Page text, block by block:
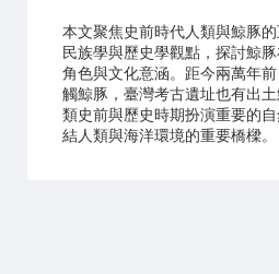
本文聚焦史前時代人類與鯨豚的
民族學與歷史學觀點，探討鯨
角色與文化意涵。距今兩萬年
觸鯨豚，臺灣考古遺址也有出
類史前與歷史時期扮演重要的
結人類與海洋環境的重要橋樑。